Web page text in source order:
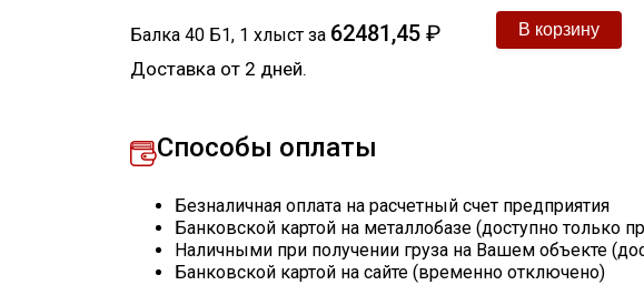
Балка 40 Б1, 1 хлыст за 62481,45 ₽
Доставка от 2 дней.
Способы оплаты
Безналичная оплата на расчетный счет предприятия
Банковской картой на металлобазе (доступно только
Наличными при получении груза на Вашем объекте
Банковской картой на сайте (временно отключено)